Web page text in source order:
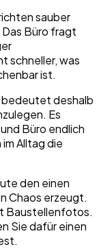
sauber
Büro fragt
schneller, was
ist.
bedeutet deshalb
Es
Büro endlich
Alltag die
den einen
Chaos erzeugt.
Baustellenfotos.
Sie dafür einen